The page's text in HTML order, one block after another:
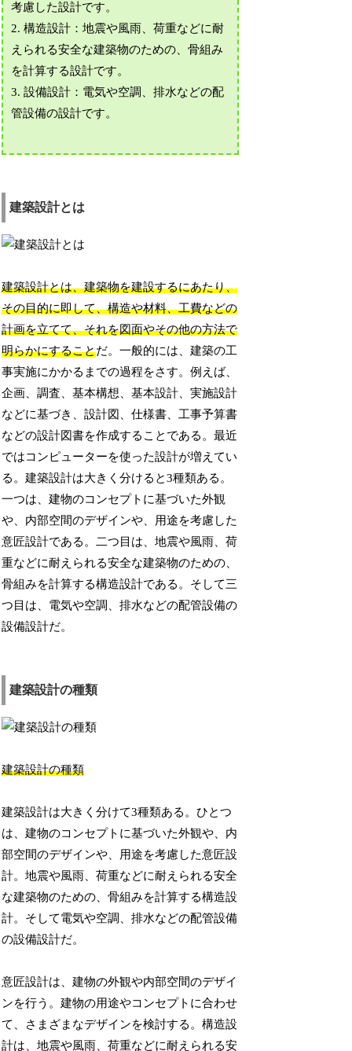
考慮した設計です。
2. 構造設計：地震や風雨、荷重などに耐
えられる安全な建築物のための、骨組み
を計算する設計です。
3. 設備設計：電気や空調、排水などの配
管設備の設計です。
建築設計とは
建築設計とは、建築物を建設するにあたり、
その目的に即して、構造や材料、工費などの
計画を立てて、それを図面やその他の方法で
明らかにすることだ。一般的には、建築の工
事実施にかかるまでの過程をさす。例えば、
企画、調査、基本構想、基本設計、実施設計
などに基づき、設計図、仕様書、工事予算書
などの設計図書を作成することである。最近
ではコンピューターを使った設計が増えてい
る。建築設計は大きく分けると3種類ある。
一つは、建物のコンセプトに基づいた外観
や、内部空間のデザインや、用途を考慮した
意匠設計である。二つ目は、地震や風雨、荷
重などに耐えられる安全な建築物のための、
骨組みを計算する構造設計である。そして三
つ目は、電気や空調、排水などの配管設備の
設備設計だ。
建築設計の種類
建築設計の種類
建築設計は大きく分けて3種類ある。ひとつ
は、建物のコンセプトに基づいた外観や、内
部空間のデザインや、用途を考慮した意匠設
計。地震や風雨、荷重などに耐えられる安全
な建築物のための、骨組みを計算する構造設
計。そして電気や空調、排水などの配管設備
の設備設計だ。
意匠設計は、建物の外観や内部空間のデザイ
ンを行う。建物の用途やコンセプトに合わせ
て、さまざまなデザインを検討する。構造設
計は、地震や風雨、荷重などに耐えられる安